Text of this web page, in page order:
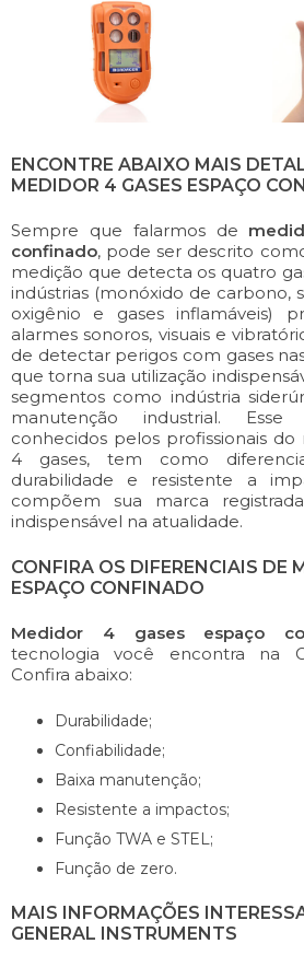
ENCONTRE ABAIXO MAIS
MEDIDOR 4 GASES ESPAÇO
Sempre que falarmos de
confinado, pode ser descrito
medição que detecta os quatro
indústrias (monóxido de carbono,
oxigênio e gases inflamáveis)
alarmes sonoros, visuais e
de detectar perigos com gases
que torna sua utilização
segmentos como indústria
manutenção industrial.
conhecidos pelos profissionais
4 gases, tem como
durabilidade e resistente a
compõem sua marca
indispensável na atualidade.
CONFIRA OS DIFERENCIAIS DE
ESPAÇO CONFINADO
Medidor 4 gases espaço
tecnologia você encontra na
Confira abaixo:
Durabilidade;
Confiabilidade;
Baixa manutenção;
Resistente a impactos;
Função TWA e STEL;
Função de zero.
MAIS INFORMAÇÕES
GENERAL INSTRUMENTS